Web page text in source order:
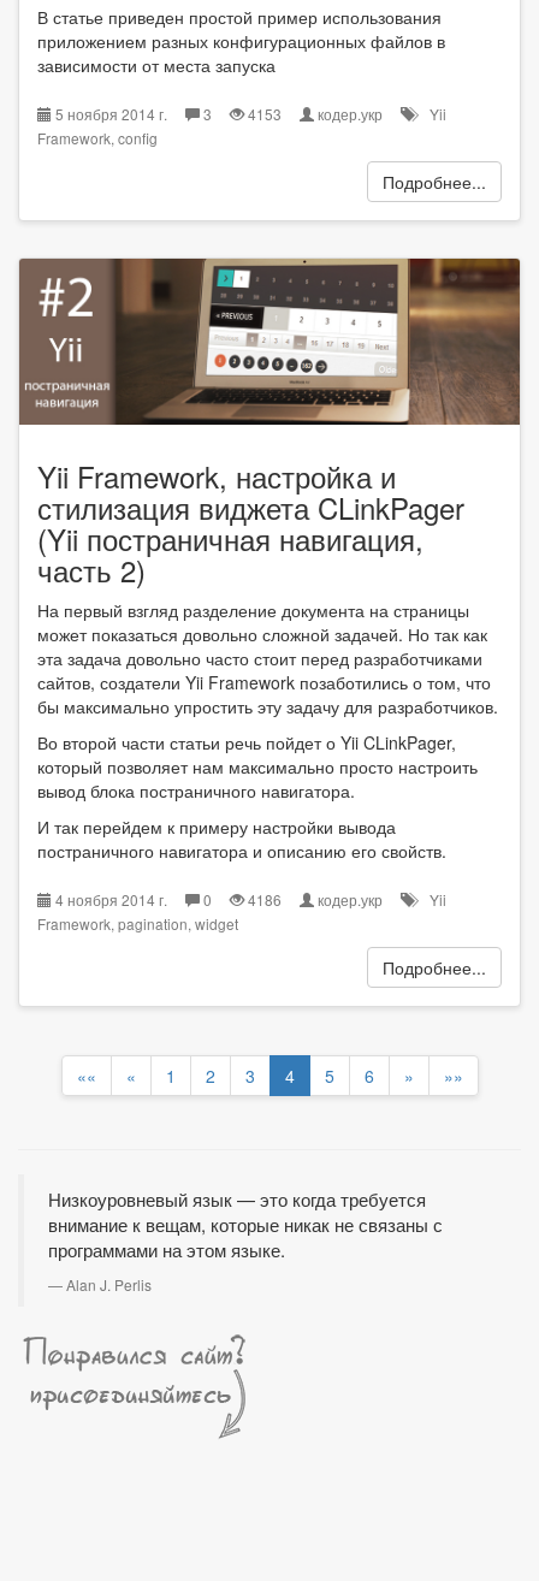
В статье приведен простой пример использования
приложением разных конфигурационных файлов в
зависимости от места запуска
5 ноября 2014 г. 3 4153 кодер.укр
Yii
Framework, config
Подробнее...
Yii Framework, настройка и
стилизация виджета CLinkPager
(Yii постраничная навигация,
часть 2)
На первый взгляд разделение документа на страницы
может показаться довольно сложной задачей. Но так как
эта задача довольно часто стоит перед разработчиками
сайтов, создатели Yii Framework позаботились о том, что
бы максимально упростить эту задачу для разработчиков.
Во второй части статьи речь пойдет о Yii CLinkPager,
который позволяет нам максимально просто настроить
вывод блока постраничного навигатора.
И так перейдем к примеру настройки вывода
постраничного навигатора и описанию его свойств.
4 ноября 2014 г. 0 4186 кодер.укр
Yii
Framework, pagination, widget
Подробнее...
«« « 1 2 3 4 5 6 » »»
Низкоуровневый язык — это когда требуется
внимание к вещам, которые никак не связаны с
программами на этом языке.
Alan J. Perlis